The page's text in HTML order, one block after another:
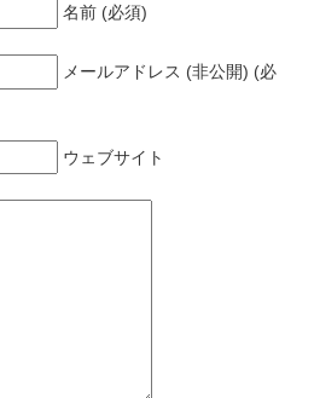
名前 (必須)
メールアドレス (非公開) (必
ウェブサイト